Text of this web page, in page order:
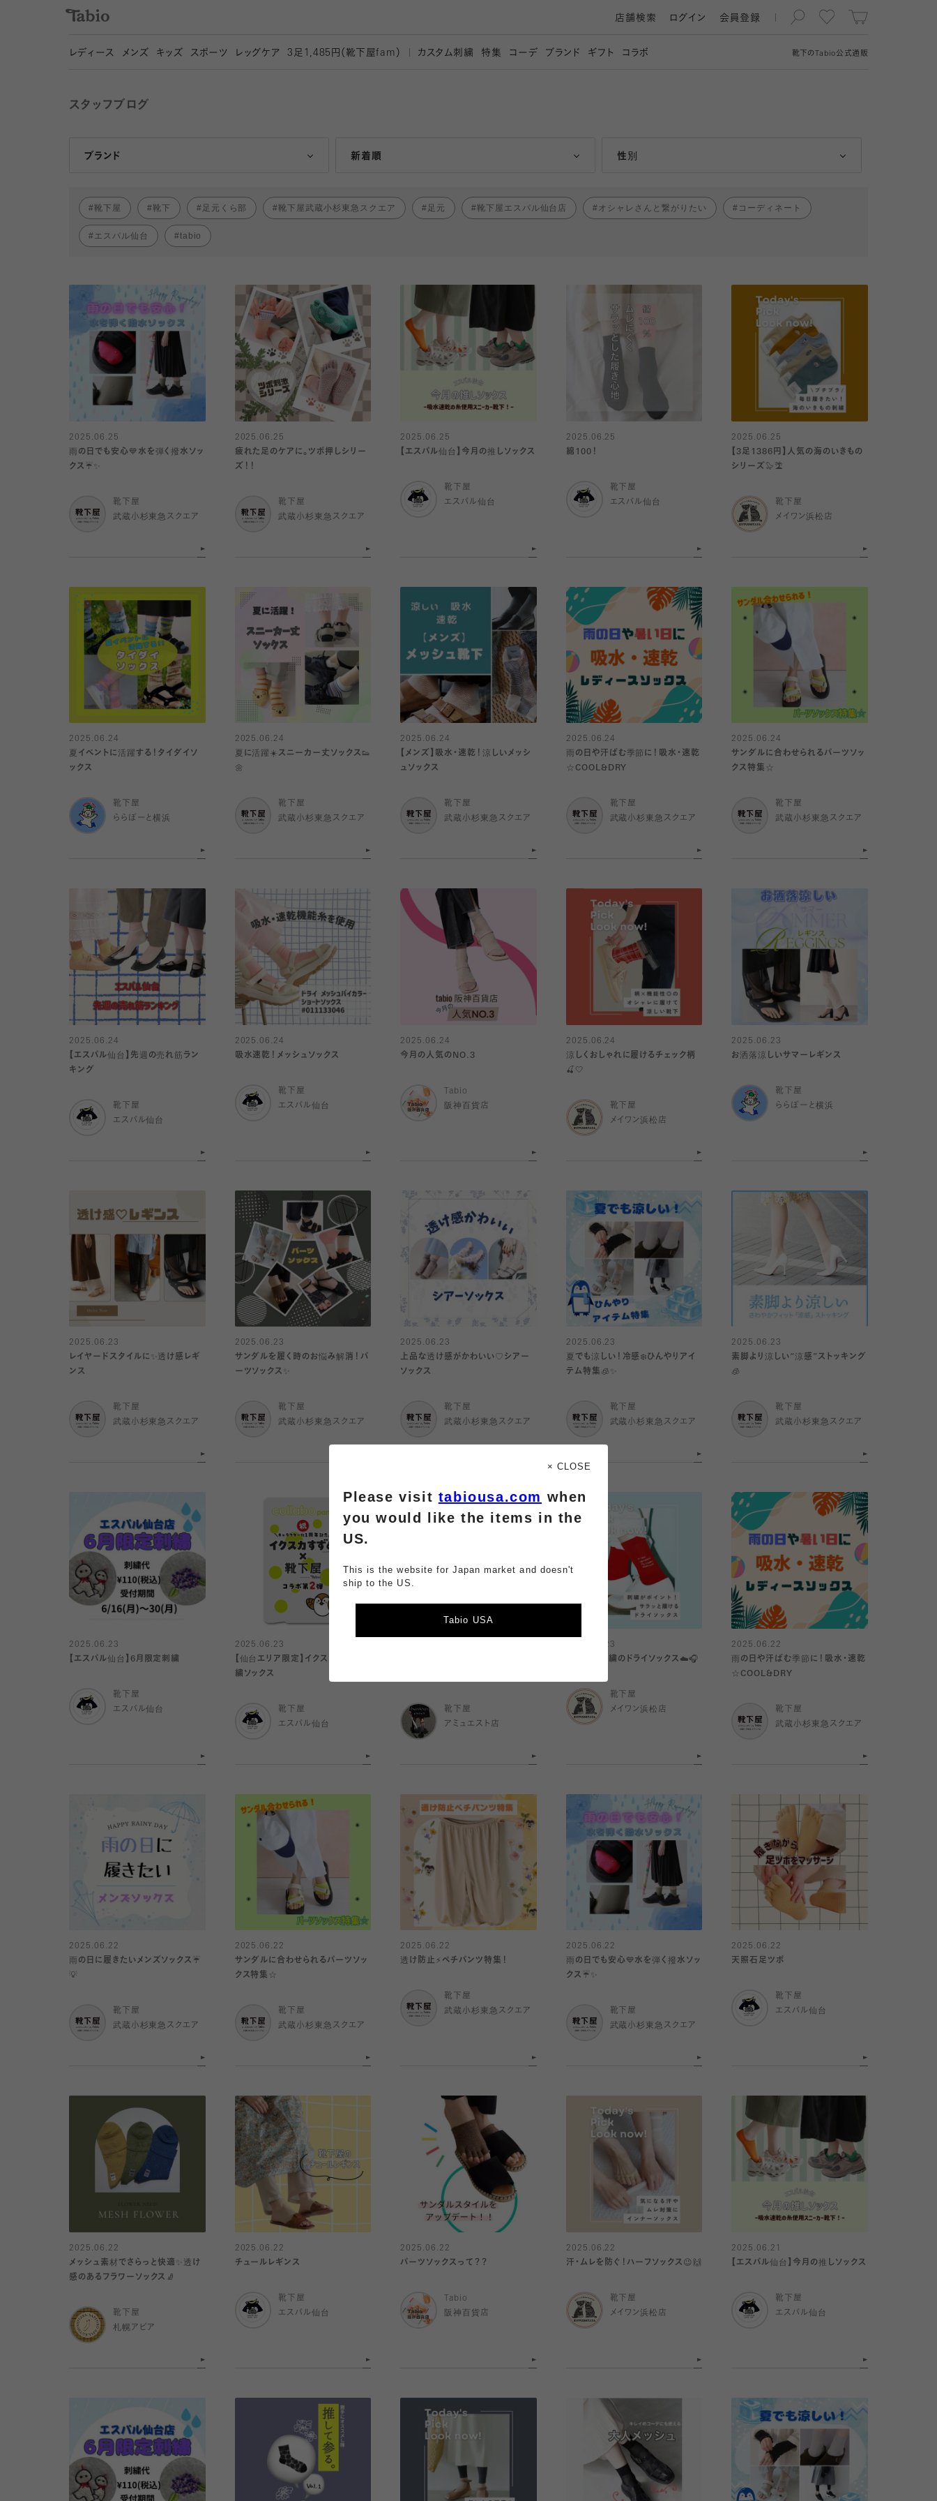
靴下の Tabio公式通販
店舗検索 ログイン 会員登録
レディース メンズ キッズ スポーツ レッグケア 3 足1,485円（靴下屋fam） カスタム刺繍 特集 コーデ ブランド ギフト コラボ
スタッフブログ
ブランド
Tabio 新着順
人気ランキング順 性別
女性
靴下屋 靴下 足元くら部 靴下屋武蔵小杉東急スクエア 足元 靴下屋エスパル仙台店 オシャレさんと繋がりたい コーディネート
エスパル仙台 tabio
2025.06.25
雨の日でも安心💙水を弾く撥水ソッ
クス☔️✨
靴下屋
武蔵小杉東急スクエア
2025.06.25
疲れた足のケアに。ツボ押しシリー
ズ！！
靴下屋
武蔵小杉東急スクエア
2025.06.25
【エスパル仙台】今月の推しソックス
靴下屋
エスパル仙台
2025.06.25
綿100！
靴下屋
エスパル仙台
2025.06.25
【3足1386円】人気の海のいきもの
シリーズ🦭🏝
靴下屋
メイワン浜松店
2025.06.24
夏イベントに活躍する！タイダイソ
ックス
靴下屋
ららぽーと横浜
2025.06.24
夏に活躍☀️スニーカー丈ソックス👟
🌼
靴下屋
武蔵小杉東急スクエア
2025.06.24
【メンズ】吸水・速乾！涼しいメッシ
ュソックス
靴下屋
武蔵小杉東急スクエア
2025.06.24
雨の日や汗ばむ季節に！吸水・速乾
☆COOL&DRY
靴下屋
武蔵小杉東急スクエア
2025.06.24
サンダルに合わせられるパーツソッ
クス特集☆
靴下屋
武蔵小杉東急スクエア
2025.06.24
【エスパル仙台】先週の売れ筋ラン
キング
靴下屋
エスパル仙台
2025.06.24
吸水速乾！メッシュソックス
靴下屋
エスパル仙台
2025.06.24
今月の人気のNO.3
Tabio
阪神百貨店
2025.06.24
涼しくおしゃれに履けるチェック柄
🍒🤍
靴下屋
メイワン浜松店
2025.06.23
お洒落涼しいサマーレギンス
靴下屋
ららぽーと横浜
2025.06.23
レイヤードスタイルに✨透け感レギ
ンス
靴下屋
武蔵小杉東急スクエア
2025.06.23
サンダルを履く時のお悩み解消！パ
ーツソックス✨
靴下屋
武蔵小杉東急スクエア
2025.06.23
上品な透け感がかわいい♡シアー
ソックス
靴下屋
武蔵小杉東急スクエア
2025.06.23
夏でも涼しい！冷感❄️ひんやりアイ
テム特集🧊✨
靴下屋
武蔵小杉東急スクエア
2025.06.23
素脚より涼しい“涼感”ストッキング
🧊
靴下屋
武蔵小杉東急スクエア
2025.06.23
【エスパル仙台】6月限定刺繍
靴下屋
エスパル仙台
2025.06.23
【仙台エリア限定】イクスカすずめ刺
繍ソックス
靴下屋
エスパル仙台
靴下屋
アミュエスト店
2025.06.23
シンプル刺繍のドライソックス☁️🎧
靴下屋
メイワン浜松店
2025.06.22
雨の日や汗ばむ季節に！吸水・速乾
☆COOL&DRY
靴下屋
武蔵小杉東急スクエア
2025.06.22
雨の日に履きたいメンズソックス☔️
💡
靴下屋
武蔵小杉東急スクエア
2025.06.22
サンダルに合わせられるパーツソッ
クス特集☆
靴下屋
武蔵小杉東急スクエア
2025.06.22
透け防止⚡️ペチパンツ特集！
靴下屋
武蔵小杉東急スクエア
2025.06.22
雨の日でも安心💙水を弾く撥水ソッ
クス☔️✨
靴下屋
武蔵小杉東急スクエア
2025.06.22
天照石足ツボ
靴下屋
エスパル仙台
2025.06.22
メッシュ素材でさらっと快適✨透け
感のあるフラワーソックス🧦
靴下屋
札幌アピア
2025.06.22
チュールレギンス
靴下屋
エスパル仙台
2025.06.22
パーツソックスって？？
Tabio
阪神百貨店
2025.06.22
汗・ムレを防ぐ！ハーフソックス😉🙌
靴下屋
メイワン浜松店
2025.06.21
【エスパル仙台】今月の推しソックス
靴下屋
エスパル仙台
× CLOSE
Please visit tabiousa.com when
you would like the items in the
US.
This is the website for Japan market and doesn't
ship to the US.
Tabio USA